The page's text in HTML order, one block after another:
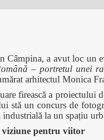
Câmpina, a avut loc un
– portretul unei
arhitectul Monica
firească a
stă un concurs de
la un spațiu
viziune pentru viitor